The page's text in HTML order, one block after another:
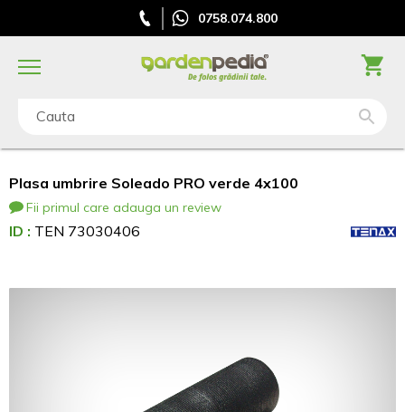
0758.074.800
Cauta
Plasa umbrire Soleado PRO verde 4x100
Fii primul care adauga un review
ID : TEN 73030406